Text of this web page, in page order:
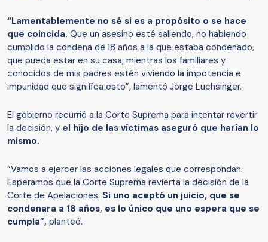
“Lamentablemente no sé si es a propósito o se hace
que coincida. Que un asesino esté saliendo, no habiendo
cumplido la condena de 18 años a la que estaba condenado,
que pueda estar en su casa, mientras los familiares y
conocidos de mis padres estén viviendo la impotencia e
impunidad que significa esto”, lamentó Jorge Luchsinger.
El gobierno recurrió a la Corte Suprema para intentar revertir
la decisión, y el hijo de las víctimas aseguró que harían lo
mismo.
“Vamos a ejercer las acciones legales que correspondan.
Esperamos que la Corte Suprema revierta la decisión de la
Corte de Apelaciones. Si uno aceptó un juicio, que se
condenara a 18 años, es lo único que uno espera que se
cumpla”, planteó.